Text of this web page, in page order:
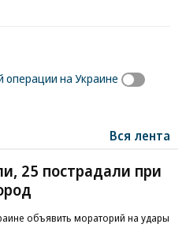
операции на Украине
Вся лента
25 пострадали при
объявить мораторий на удары